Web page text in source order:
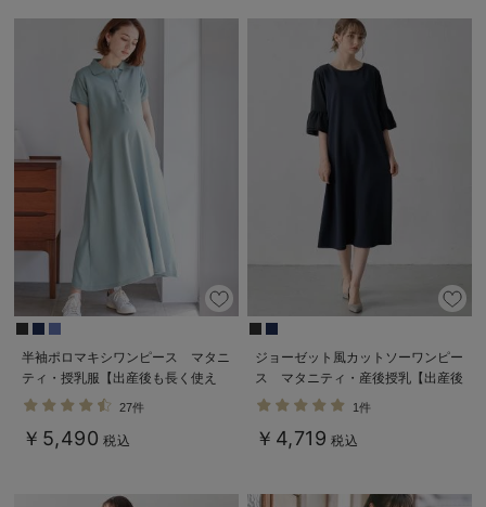
半袖ポロマキシワンピース マタニ
ティ・授乳服【出産後も長く使え
る】
27件
￥5,490 税込
ジョーゼット風カットソーワンピー
ス マタニティ・産後授乳【出産後
も長く使える】Rosemadame（ロ
1件
￥4,719 税込